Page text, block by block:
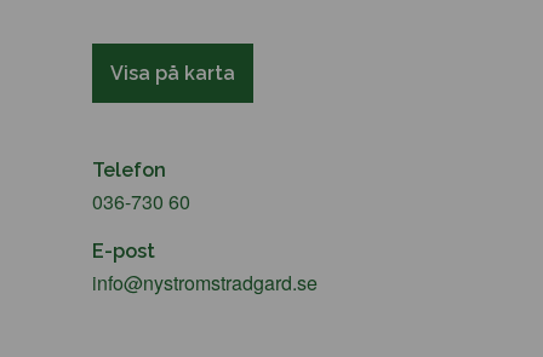
Visa på karta
Telefon
036-730 60
E-post
info@nystromstradgard.se